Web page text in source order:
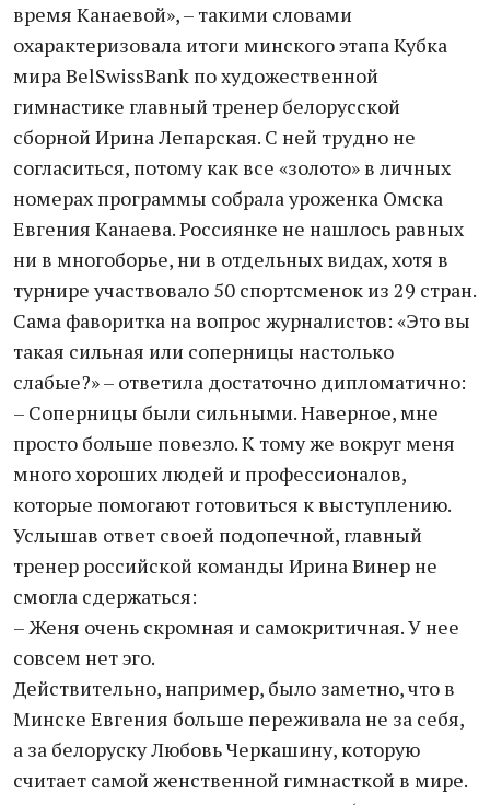
время Канаевой», – такими словами
охарактеризовала итоги минского этапа Кубка
мира BelSwissBank по художественной
гимнастике главный тренер белорусской
сборной Ирина Лепарская. С ней трудно не
согласиться, потому как все «золото» в личных
номерах программы собрала уроженка Омска
Евгения Канаева. Россиянке не нашлось равных
ни в многоборье, ни в отдельных видах, хотя в
турнире участвовало 50 спортсменок из 29 стран.
Сама фаворитка на вопрос журналистов: «Это вы
такая сильная или соперницы настолько
слабые?» – ответила достаточно дипломатично:
– Соперницы были сильными. Наверное, мне
просто больше повезло. К тому же вокруг меня
много хороших людей и профессионалов,
которые помогают готовиться к выступлению.
Услышав ответ своей подопечной, главный
тренер российской команды Ирина Винер не
смогла сдержаться:
– Женя очень скромная и самокритичная. У нее
совсем нет эго.
Действительно, например, было заметно, что в
Минске Евгения больше переживала не за себя,
а за белоруску Любовь Черкашину, которую
считает самой женственной гимнасткой в мире.